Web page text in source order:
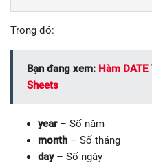
Trong đó:
Bạn đang xem: Hàm
Sheets
year– Số năm
month – Số tháng
day– Số ngày